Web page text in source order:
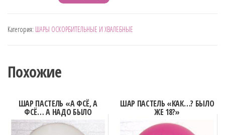
МЕН"
ЧЁРНЫМ
Категория: ШАРЫ ОСКОРБИТЕЛЬНЫЕ И ХВАЛЕБНЫЕ
Похожие
ШАР ПАСТЕЛЬ «А ФСЁ, А
ФСЁ… А НАДО БЫЛО
РАНЬШЕ»
ШАР ПАСТЕЛЬ «КАК…? БЫЛО
ЖЕ 18?»